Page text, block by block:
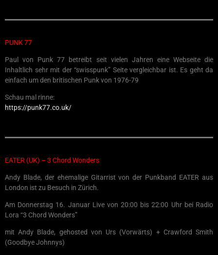
PUNK 77
Paul von Punk 77 betreibt seit vielen Jahren eine Webseite die
Inhaltlich sehr mit der “swisspunk” Seite vergleichbar ist. Es geht da
einfach um den britischen Punk von 1976-79
Schau mal rinne:
https://punk77.co.uk/
EATER (UK) – 3 Chord Wonders
Andy Blade, der ehemalige Gitarrist von der Punkband EATER aus
London ist zu Besuch in Zürich.
Am Donnerstag 16. Januar Live von 20:00 bis 22:00 Uhr bei Radio
Lora “3 Chord Wonders”
mit Andy Blade, gehosted von Urs (Vorwärts) + Crawford Smith
(Goodbye Johnnys)